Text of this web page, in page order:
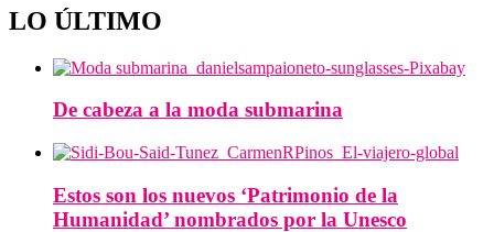
LO ÚLTIMO
De cabeza a la moda submarina
Estos son los nuevos ‘Patrimonio de la
Humanidad’ nombrados por la Unesco